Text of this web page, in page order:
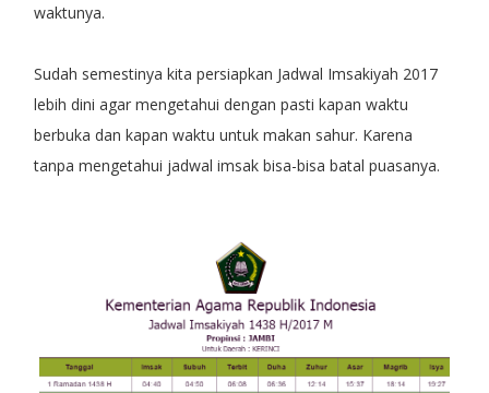
waktunya.
Sudah semestinya kita persiapkan Jadwal Imsakiyah 2017
lebih dini agar mengetahui dengan pasti kapan waktu
berbuka dan kapan waktu untuk makan sahur. Karena
tanpa mengetahui jadwal imsak bisa-bisa batal puasanya.